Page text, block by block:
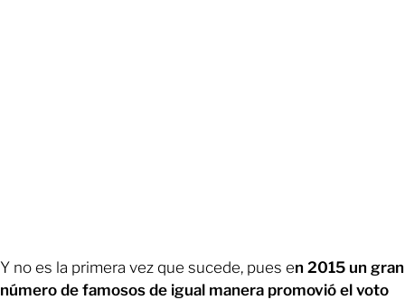
Y no es la primera vez que sucede, pues en 2015 un gran
número de famosos de igual manera promovió el voto